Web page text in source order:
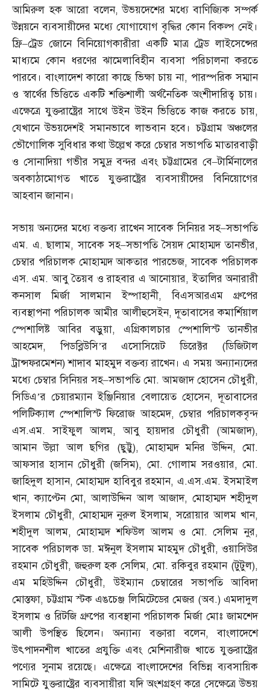
আমিরুল হক আরো বলেন,উভয়দেশের মধ্যে বাণিজ্যিক সম্পর্ক
উন্নয়নে ব্যবসায়ীদের মধ্যে যোগাযোগ বৃদ্ধির কোন বিকল্প নেই।
ফ্রি–ট্রেড জোনে বিনিয়োগকারীরা একটি মাত্র ট্রেড লাইসেন্সের
মাধ্যমে কোন ধরণের ঝামেলাবিহীন ব্যবসা পরিচালনা করতে
পারবে। বাংলাদেশ কারো কাছে ভিক্ষা চায় না, পারস্পরিক সম্মান
ও স্বার্থের ভিত্তিতে একটি শক্তিশালী অর্থনৈতিক অংশীদারিত্ব চায়।
এক্ষেত্রে যুক্তরাষ্ট্রের সাথে উইন উইন ভিত্তিতে কাজ করতে চায়,
যেখানে উভয়দেশই সমানভাবে লাভবান হবে। চট্টগ্রাম অঞ্চলের
ভৌগোলিক সুবিধার কথা উল্লেখ করে চেম্বার সভাপতি মাতারবাড়ী
ও সোনাদিয়া গভীর সমুদ্র বন্দর এবং চট্টগ্রামের বে–টার্মিনালের
অবকাঠামোগত খাতে যুক্তরাষ্ট্রের ব্যবসায়ীদের বিনিয়োগের
আহবান জানান।
সভায় অন্যদের মধ্যে বক্তব্য রাখেন সাবেক সিনিয়র সহ–সভাপতি
এম. এ.ছালাম,সাবেক সহ–সভাপতি সৈয়দ মোহাম্মদ তানভীর,
চেম্বার পরিচালক মোহাম্মদ আকতার পারভেজ,সাবেক পরিচালক
এস.এম.আবু তৈয়ব ও রাহবার এ আনোয়ার,ইতালির অনারারী
কনসাল মির্জা সালমান ইস্পাহানী,বিএসআরএম গ্রুপের
ব্যবস্থাপনা পরিচালক আমীর আলীহুসেইন,দূতাবাসের কমার্শিয়াল
স্পেশালিষ্ট আবির বড়ুয়া, এগ্রিকালচার স্পেশালিস্ট তানভীর
আহমেদ,পিডব্লিউসি’র এসোসিয়েট ডিরেক্টর (ডিজিটাল
ট্রান্সফরমেশন)শাদাব মাহমুদ বক্তব্য রাখেন। এ সময় অন্যান্যদের
মধ্যে চেম্বার সিনিয়র সহ–সভাপতি মো.আমজাদ হোসেন চৌধুরী,
সিডিএ’র চেয়ারম্যান ইঞ্জিনিয়ার বেলায়েত হোসেন,দূতাবাসের
পলিটিক্যাল স্পেশালিস্ট ফিরোজ আহমেদ, চেম্বার পরিচালকবৃন্দ
এস.এম.সাইফুল আলম,আবু হায়দার চৌধুরী (আমজাদ),
আমান উল্লা আল ছগির (ছুট্টু), মোহাম্মদ মনির উদ্দিন, মো.
আফসার হাসান চৌধুরী (জসিম), মো. গোলাম সরওয়ার,মো.
জাহিদুল হাসান, মোহাম্মদ হাবিবুর রহমান, এ.এস.এম.ইসমাইল
খান,ক্যাপ্টেন মো,আলাউদ্দিন আল আজাদ, মোহাম্মদ শহীদুল
ইসলাম চৌধুরী, মোহাম্মদ নুরুল ইসলাম,সরোয়ার আলম খান,
শহীদুল আলম,মোহাম্মদ শফিউল আলম ও মো.সেলিম নুর,
সাবেক পরিচালক ডা.মঈনুল ইসলাম মাহমুদ চৌধুরী, ওয়াসিউর
রহমান চৌধুরী,জহুরুল হক সেলিম, মো.রকিবুর রহমান (টুটুল),
এম মহিউদ্দিন চৌধুরী,উইম্যান চেম্বারের সভাপতি আবিদা
মোস্তফা,চট্টগ্রাম স্টক এঙচেঞ্জ লিমিটেডের মেজর (অব.)এমদাদুল
ইসলাম ও রিটজি গ্রুপের ব্যবস্থানা পরিচালক মির্জা মোঃ জামশেদ
আলী উপস্থিত ছিলেন। অন্যান্য বক্তারা বলেন,বাংলাদেশে
উৎপাদনশীল খাতের প্রযুক্তি এবং মেশিনারীজ খাতে যুক্তরাষ্ট্রের
পণ্যের সুনাম রয়েছে। এক্ষেত্রে বাংলাদেশের বিভিন্ন ব্যবসায়িক
সামিটে যুক্তরাষ্ট্রের ব্যবসায়ীরা যদি অংশগ্রহণ করে সেক্ষেত্রে উভয়